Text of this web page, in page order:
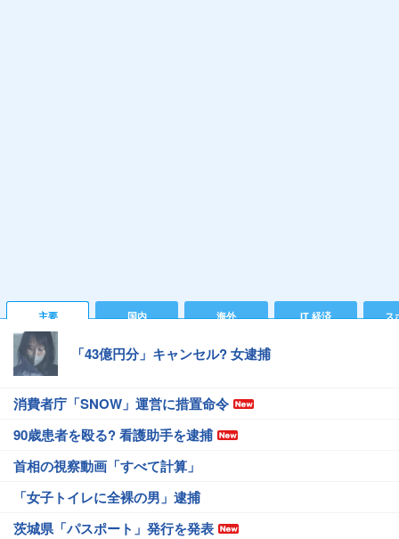
主要 国内 海外 IT 経済 ス
「43億円分」キャンセル? 女逮捕
消費者庁「SNOW」運営に措置命令
90歳患者を殴る? 看護助手を逮捕
首相の視察動画「すべて計算」
「女子トイレに全裸の男」逮捕
茨城県「パスポート」発行を発表